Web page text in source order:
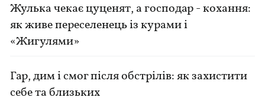
Жулька чекає цуценят, а господар - кохання:
як живе переселенець із курами і
«Жигулями»
Гар, дим і смог після обстрілів: як захистити
себе та близьких